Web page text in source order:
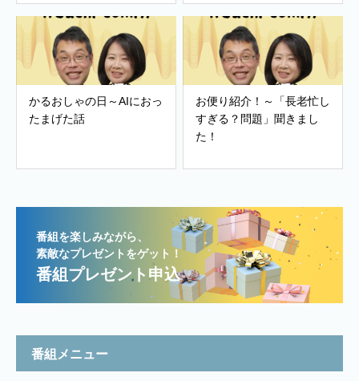
かるおしゃの日～AIにおっ
たまげた話
お便り紹介！～「長老忙し
すぎる？問題」聞きまし
た！
番組を楽しみながら、
素敵なプレゼントをゲット！
番組プレゼント申込
番組メニュー